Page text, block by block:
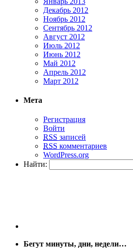
Декабрь 2012
Ноябрь 2012
Сентябрь 2012
Август 2012
Июль 2012
Июнь 2012
Май 2012
Апрель 2012
Март 2012
Мета
Регистрация
Войти
RSS записей
RSS комментариев
WordPress.org
Найти:
Бегут минуты, дни, недели…